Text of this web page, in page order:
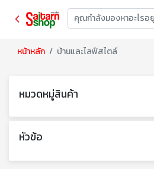
หน้าหลัก บ้านและไลฟ์สไตล์
หมวดหมู่สินค้า
หัวข้อ